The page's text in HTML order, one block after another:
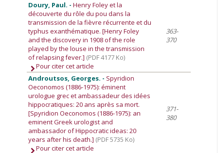
Doury, Paul. -Henry Foley et la
découverte du rôle du pou dans la
transmission de la fièvre récurrente et du
typhus exanthématique. [Henry Foley
and the discovery in 1908 of the role
played by the louse in the transmission
of relapsing fever.] (PDF 4177 Ko)
Pour citer cet article
363-
370
Androutsos, Georges. - Spyridion
Oeconomos (1886-1975): éminent
urologue grec et ambassadeur des idées
hippocratiques: 20 ans après sa mort.
[Spyridion Oeconomos (1886-1975): an
eminent Greek urologist and
ambassador of Hippocratic ideas: 20
years after his death.] (PDF 5735 Ko)
Pour citer cet article
371-
380